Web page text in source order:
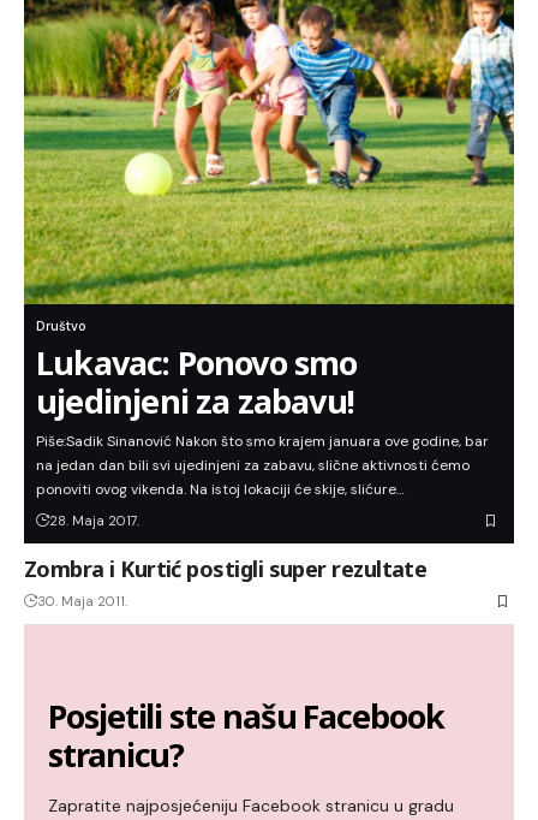
Društvo
Lukavac: Ponovo smo
ujedinjeni za zabavu!
Piše:Sadik Sinanović Nakon što smo krajem januara ove godine, bar
na jedan dan bili svi ujedinjeni za zabavu, slične aktivnosti ćemo
ponoviti ovog vikenda. Na istoj lokaciji će skije, slićure…
28. Maja 2017.
Zombra i Kurtić postigli super rezultate
30. Maja 2011.
Posjetili ste našu Facebook
stranicu?
Zapratite najposjećeniju Facebook stranicu u gradu